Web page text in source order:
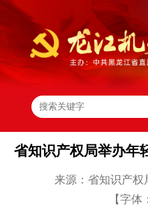
省知识产权局举办年
来源：省知识产
【字体：